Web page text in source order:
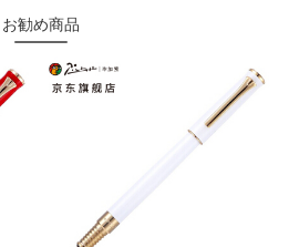
お勧め商品